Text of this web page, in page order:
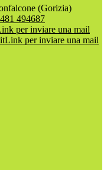
(Gorizia)
494687
per inviare una mail
Link per inviare una mail